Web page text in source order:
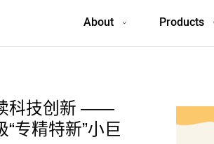
About Products
科技创新 ——
专精特新”小巨